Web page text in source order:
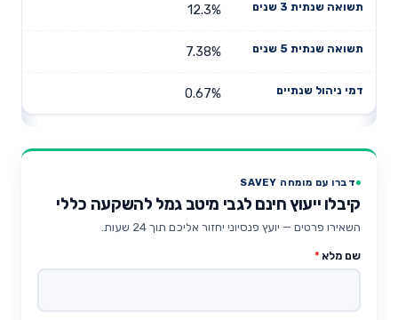
12.3%
7.38%
0.67%
דברו עם מומחה SAVEY
קיבלו ייעוץ חינם לגבי מיטב גמל להשקעה כללי
השאירו פרטים — יועץ פנסיוני יחזור אליכם תוך 24 שעות.
שם מלא *